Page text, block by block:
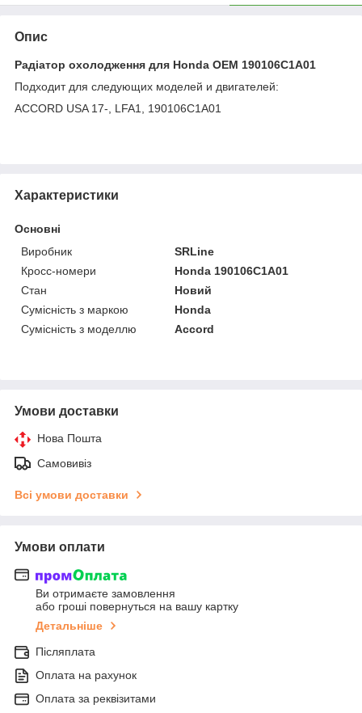
Опис
Радіатор охолодження для Honda OEM 190106C1A01
Подходит для следующих моделей и двигателей:
ACCORD USA 17-, LFA1, 190106C1A01
Характеристики
Основні
Виробник
SRLine
Кросс-номери
Honda 190106C1A01
Стан
Новий
Сумісність з маркою
Honda
Сумісність з моделлю
Accord
Умови доставки
Нова Пошта
Самовивіз
Всі умови доставки
Умови оплати
Ви отримаєте замовлення
або гроші повернуться на вашу картку
Детальніше
Післяплата
Оплата на рахунок
Оплата за реквізитами